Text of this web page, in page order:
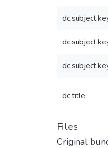
dc.title
Files
Original